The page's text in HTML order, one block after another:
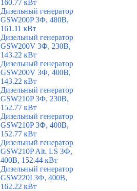
160.77 кВт
Дизельный генератор
GSW200P 3Ф, 480В,
161.11 кВт
Дизельный генератор
GSW200V 3Ф, 230В,
143.22 кВт
Дизельный генератор
GSW200V 3Ф, 400В,
143.22 кВт
Дизельный генератор
GSW210P 3Ф, 230В,
152.77 кВт
Дизельный генератор
GSW210P 3Ф, 400В,
152.77 кВт
Дизельный генератор
GSW210P Alt. LS 3Ф,
400В, 152.44 кВт
Дизельный генератор
GSW220I 3Ф, 400В,
162.22 кВт